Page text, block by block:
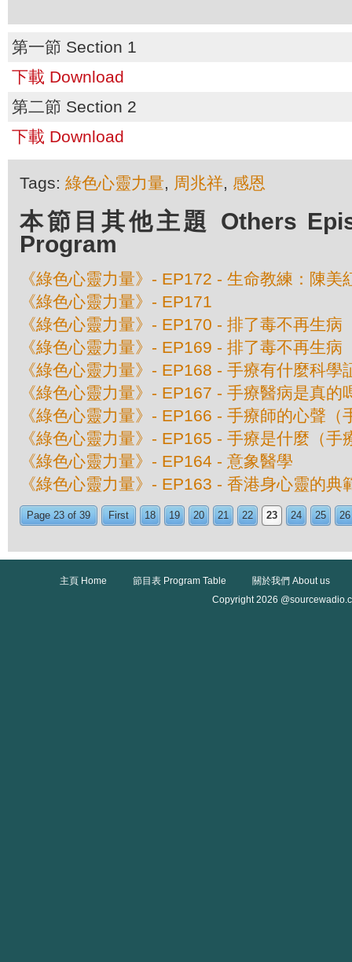
第一節 Section 1
下載 Download
第二節 Section 2
下載 Download
Tags: 綠色心靈力量, 周兆祥, 感恩
本節目其他主題 Others
Program
《綠色心靈力量》- EP172 - 生命教練：陳美
《綠色心靈力量》- EP171
《綠色心靈力量》- EP170 - 排了毒不再生病
《綠色心靈力量》- EP169 - 排了毒不再生病
《綠色心靈力量》- EP168 - 手療有什麼科學
《綠色心靈力量》- EP167 - 手療醫病是真的
《綠色心靈力量》- EP166 - 手療師的心聲（
《綠色心靈力量》- EP165 - 手療是什麼（手
《綠色心靈力量》- EP164 - 意象醫學
《綠色心靈力量》- EP163 - 香港身心靈的典
Page 23 of 39 First 18 19 20 21 22 23 24 25 26
主頁 Home 節目表 Program Table
關於我們 About us
Copyright 2026